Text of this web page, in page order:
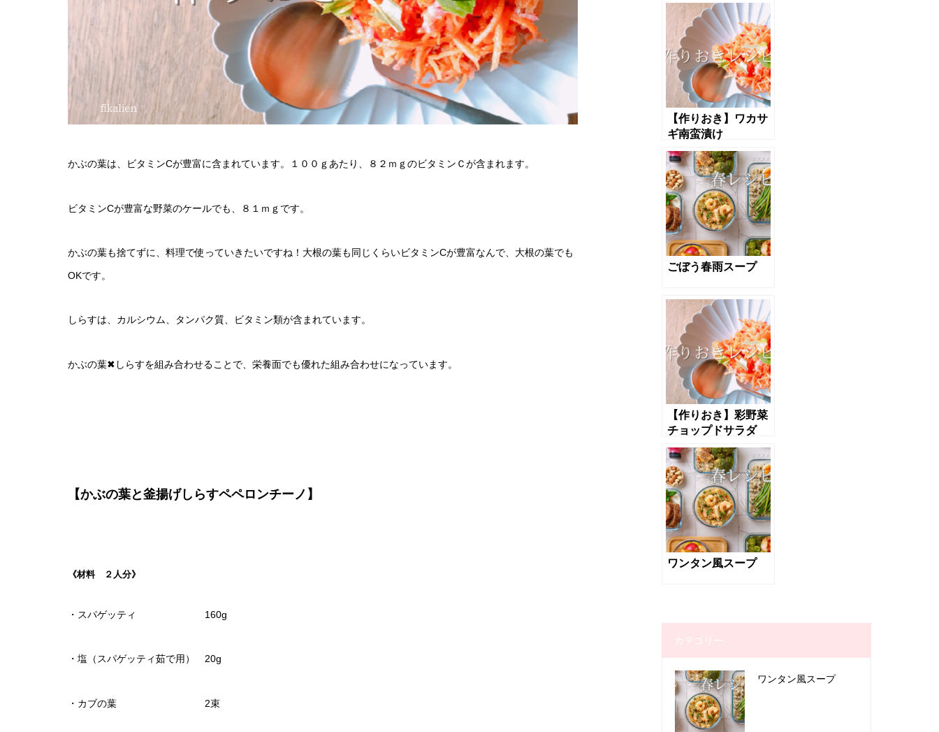
かぶの葉は、ビタミンCが豊富に含まれています。１００ｇあたり、８２ｍｇのビタミンＣが含まれます。
ビタミンCが豊富な野菜のケールでも、８１ｍｇです。
かぶの葉も捨てずに、料理で使っていきたいですね！大根の葉も同じくらいビタミンCが豊富なんで、大根の葉でも
OKです。
しらすは、カルシウム、タンパク質、ビタミン類が含まれています。
かぶの葉✖︎しらすを組み合わせることで、栄養面でも優れた組み合わせになっています。
【かぶの葉と釜揚げしらすペペロンチーノ】
《材料 ２人分》
・スパゲッティ 160g
・塩（スパゲッティ茹で用） 20g
・カブの葉 2束
【作りおき】ワカサ
ギ南蛮漬け
ごぼう春雨スープ
【作りおき】彩野菜
チョップドサラダ
ワンタン風スープ
カテゴリー
ワンタン風スープ